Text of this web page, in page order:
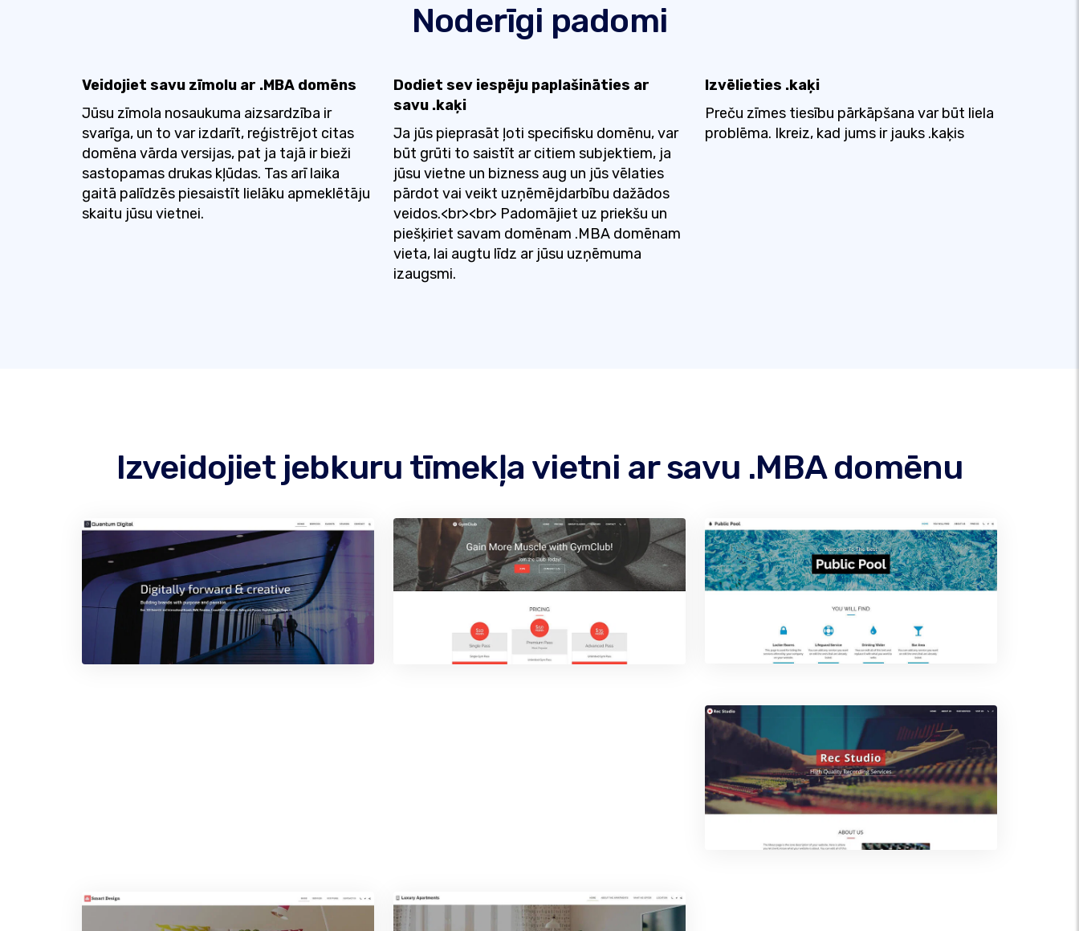
Noderīgi padomi
Veidojiet savu zīmolu ar .MBA domēns
Jūsu zīmola nosaukuma aizsardzība ir
svarīga, un to var izdarīt, reģistrējot citas
domēna vārda versijas, pat ja tajā ir bieži
sastopamas drukas kļūdas. Tas arī laika
gaitā palīdzēs piesaistīt lielāku apmeklētāju
skaitu jūsu vietnei.
Dodiet sev iespēju paplašināties ar
savu .kaķi
Ja jūs pieprasāt ļoti specifisku domēnu, var
būt grūti to saistīt ar citiem subjektiem, ja
jūsu vietne un bizness aug un jūs vēlaties
pārdot vai veikt uzņēmējdarbību dažādos
veidos.<br><br> Padomājiet uz priekšu un
piešķiriet savam domēnam .MBA domēnam
vieta, lai augtu līdz ar jūsu uzņēmuma
izaugsmi.
Izvēlieties .kaķi
Preču zīmes tiesību pārkāpšana var būt liela
problēma. Ikreiz, kad jums ir jauks .kaķis
Izveidojiet jebkuru tīmekļa vietni ar savu .MBA domēnu